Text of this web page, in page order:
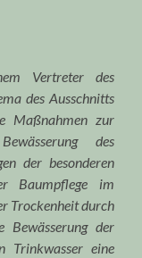
Vertreter des
des Ausschnitts
Maßnahmen zur
des
der besonderen
Baumpflege im
Trockenheit durch
Bewässerung der
Trinkwasser eine